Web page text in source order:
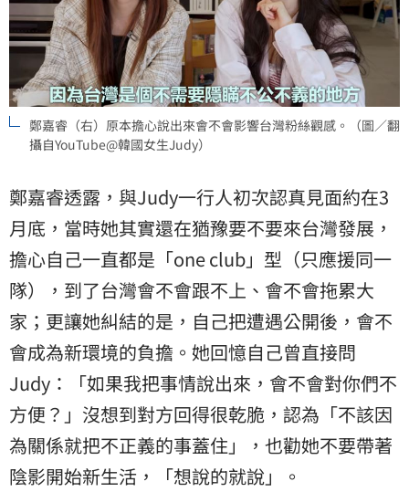
鄭嘉睿（右）原本擔心說出來會不會影響台灣粉絲觀感。（圖／翻
攝自YouTube@韓國女生Judy）
鄭嘉睿透露，與Judy一行人初次認真見面約在3
月底，當時她其實還在猶豫要不要來台灣發展，
擔心自己一直都是「one club」型（只應援同一
隊），到了台灣會不會跟不上、會不會拖累大
家；更讓她糾結的是，自己把遭遇公開後，會不
會成為新環境的負擔。她回憶自己曾直接問
Judy：「如果我把事情說出來，會不會對你們不
方便？」沒想到對方回得很乾脆，認為「不該因
為關係就把不正義的事蓋住」，也勸她不要帶著
陰影開始新生活，「想說的就說」。